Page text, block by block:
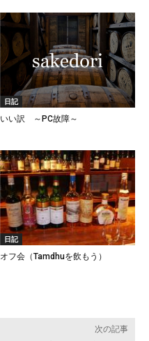
日記
いい訳 ～PC故障～
日記
オフ会（Tamdhuを飲もう）
次の記事